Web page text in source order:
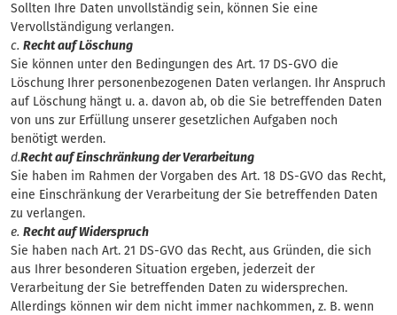
Sollten Ihre Daten unvollständig sein, können Sie eine
Vervollständigung verlangen.
c. Recht auf Löschung
Sie können unter den Bedingungen des Art. 17 DS-GVO die
Löschung Ihrer personenbezogenen Daten verlangen. Ihr Anspruch
auf Löschung hängt u. a. davon ab, ob die Sie betreffenden Daten
von uns zur Erfüllung unserer gesetzlichen Aufgaben noch
benötigt werden.
d.Recht auf Einschränkung der Verarbeitung
Sie haben im Rahmen der Vorgaben des Art. 18 DS-GVO das Recht,
eine Einschränkung der Verarbeitung der Sie betreffenden Daten
zu verlangen.
e. Recht auf Widerspruch
Sie haben nach Art. 21 DS-GVO das Recht, aus Gründen, die sich
aus Ihrer besonderen Situation ergeben, jederzeit der
Verarbeitung der Sie betreffenden Daten zu widersprechen.
Allerdings können wir dem nicht immer nachkommen, z. B. wenn